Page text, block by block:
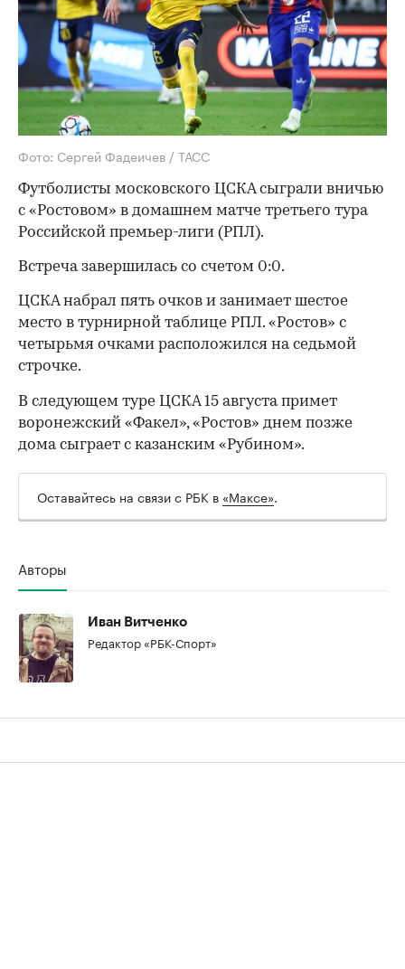
Фото: Сергей Фадеичев / ТАСС
Футболисты московского ЦСКА сыграли вничью
с «Ростовом» в домашнем матче третьего тура
Российской премьер-лиги (РПЛ).
Встреча завершилась со счетом 0:0.
ЦСКА набрал пять очков и занимает шестое
место в турнирной таблице РПЛ. «Ростов» с
четырьмя очками расположился на седьмой
строчке.
В следующем туре ЦСКА 15 августа примет
воронежский «Факел», «Ростов» днем позже
дома сыграет с казанским «Рубином».
Оставайтесь на связи с РБК в «Максе».
Авторы
Иван Витченко
Редактор «РБК-Спорт»